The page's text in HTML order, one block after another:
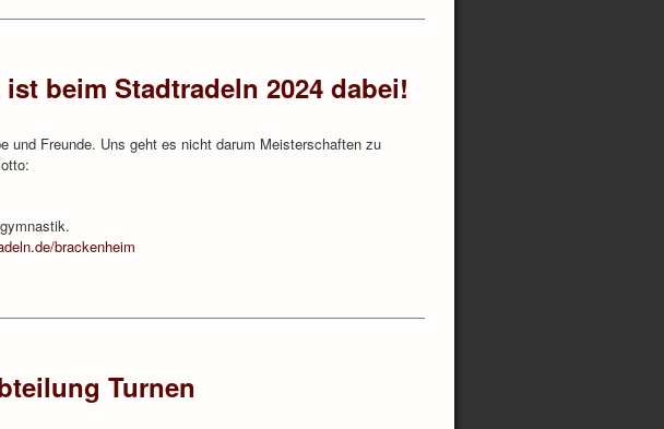
beim Stadtradeln 2024 dabei!
und Freunde. Uns geht es nicht darum Meisterschaften zu
brackenheim
Turnen